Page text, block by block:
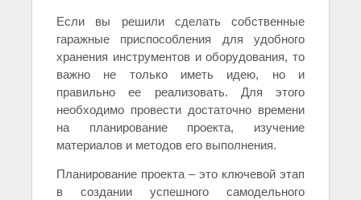
Если вы решили сделать собственные
гаражные приспособления для удобного
хранения инструментов и оборудования, то
важно не только иметь идею, но и
правильно ее реализовать. Для этого
необходимо провести достаточно времени
на планирование проекта, изучение
материалов и методов его выполнения.
Планирование проекта – это ключевой этап
в создании успешного самодельного